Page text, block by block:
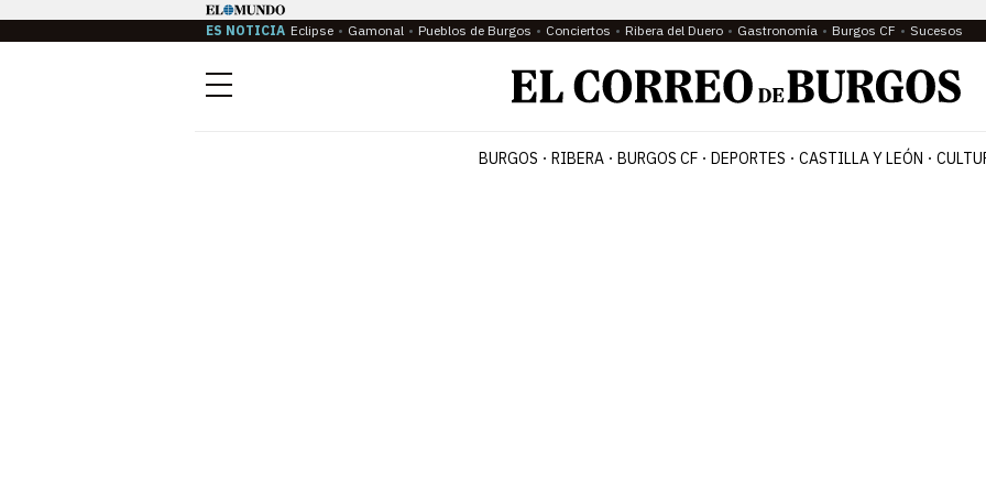
ES NOTICIA Eclipse Gamonal Pueblos de Burgos Conciertos Ribera del Duero Gastronomía Burgos CF Sucesos
Menú
BURGOS RIBERA BURGOS CF DEPORTES CASTILLA Y LEÓN